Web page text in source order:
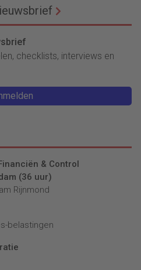
checklists, interviews en
& Control
(36 uur)
Rijnmond
belastingen